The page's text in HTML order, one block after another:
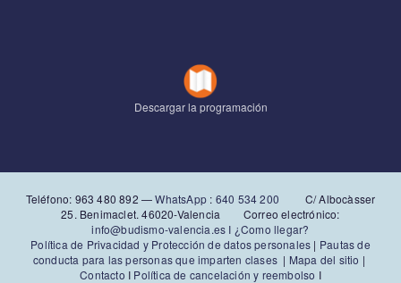
Descargar la programación
Teléfono: 963 480 892‬ —WhatsApp : 640 534 200 C/ Albocàsser
25. Benimaclet. 46020-Valencia Correo electrónico:
info@budismo-valencia.es I ¿Como llegar?
Política de Privacidad y Protección de datos personales | Pautas de
conducta para las personas que imparten clases| Mapa del sitio |
Contacto I Política de cancelación y reembolso I